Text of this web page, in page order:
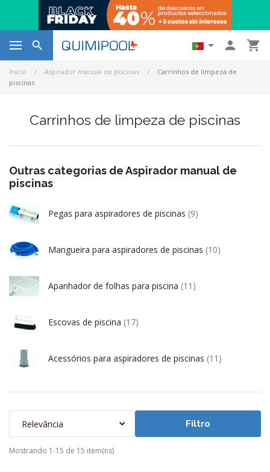
   
Início Aspirador manual de piscinas
Carrinhos de limpeza de
piscinas
Carrinhos de limpeza de piscinas
Outras categorias de Aspirador manual de
piscinas
Pegas para aspiradores de piscinas (9)
Mangueira para aspiradores de piscinas (10)
Apanhador de folhas para piscina (11)
Escovas de piscina (17)
Acessórios para aspiradores de piscinas (11)
Relevância Filtro
Mostrando 1-15 de 15 item(ns)